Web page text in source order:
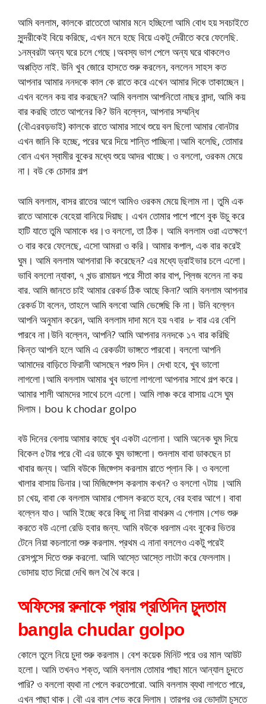
আমি বললাম, কালকে রাতেতো আমার মনে হচ্ছিলো আমি বোধ হয় সবচাইতে
সুন্দরীকেই বিয়ে করিছে, এখন মনে হছে বিয়ে একটু দেরীতে করে ফেলেছি.
১নম্বরটা অন্য ঘরে চলে গেছে।অবস্য ভাগ পেলে অন্য ঘরে থাকলেও
অপ্পত্তি নাই. উনি খুব জোরে হাসতে শুরু করলেন, বললেন সাহস কত
আপনার আমার ননদকে কাল কে রাতে করে এখেন আমার দিকে তাকাচ্ছেন।
এখন বলেন কয় বার করছেন? আমি বললাম আপনিতো নাছর বান্দা, আমি কয়
বার করছি তাতে আপনের কি? উনি বল্লেন, আপনার সম্মন্ধি
(বৌএরবড়ভাই) কালকে রাতে আমার সাথে শুয়ে বল ছিলো আমার বোনটার
এখন জানি কি হচ্ছে, পরের ঘরে দিয়ে শান্তি পাচ্ছিনা।আমি বলেছি, তোমার
বোন এখন স্বামীর বুকের মধ্যে শুয়ে আদর খাচ্ছে। ও বললো, ওরকম মেয়ে
না। বউ কে চোদার গল্প
আমি বললাম, বাসর রাতের আগে আমিও ওরকম মেয়ে ছিলাম না। তুমি এক
রাতে আমাকে বেহেয়া বানিয়ে দিয়াছ। এখন তোমার পাশে পাশে বুক উচু করে
হাটি যাতে তুমি আমাকে ধর।ও বললো, তা ঠিক। আমি বললাম ওরা এতক্ষণে
৩ বার করে ফেলেছে, এসো আমরা ও করি। আমার কপাল, এক বার করেই
ঘুম। আমি বললাম আপনারা কি করেছেন? এর মধ্যে ড্রাইভার চলে এলো।
ভাবি বললো ন্যাকা, ৭ খন্ড রামায়ন পরে সীতা কার বাপ, প্লিজ বলেন না কয়
বার. আমি জানতে চাই আমার রেকর্ড ঠিক আছে কিনা? আমি বললাম আপনার
রেকর্ড টা বলেন, তাহলে আমি বলবো আমি ভেঙ্গেছি কি না। উনি বল্লেন
আপনি অনুমান করেন, আমি বললাম দাদা মনে হয় ৭বার ৮ বার এর বেশি
পারবে না।উনি বল্লেন, আপনি? আমি আপনার ননদকে ১৭ বার করিছি
কিন্ত আপনি হলে আমি এ রেকর্ডটা ভাঙ্গতে পারবো। বললো আপনি
আমাদের বাড়িতে ফিরানী আসছেন পরশু দিন। দেখা হবে, খুব ভালো
লাগলো।আমি বললাম আমার খুব ভালো লাগলো আপনার সাথে গল্প করে।
আমার শালী আমদের সাথে চলে এলো। আমি লাঞ্চ করে বাসায় এসে ঘুম
দিলাম। bou k chodar golpo
বউ দিনের বেলায় আমার কাছে খুব একটা এলোনা। আমি অনেক ঘুম দিয়ে
বিকেল ৫টার পরে বৌ এর ডাকে ঘুম ভাঙ্গলো। শুনলাম বাবা ডাকছেন চা
খাবার জন্য। আমি বউকে জিজ্গেস করলাম রাতে প্লান কি। ও বললো
খালার বাসায় ডিনার।আ মিজিজ্গেস করলাম কখন? ও বললো ৭টায় ।আমি
চা খেয়, বাবা কে বললাম আমার গোসল করতে হবে, বের হবার আগে। বাবা
বল্লেন যাও। আমি ইচ্ছে করে কিছু না নিয়া বাথরুম এ গেলাম।শেভ শুরু
করতে বউ এলো রেডি হবার জন্য. আমি বউকে ধরলাম এবং বুকের ভিতর
টেনে নিয়া কচলানো শুরু করলাম. প্রথম এ নানা বললেও একটু পরেই
রেসপন্সে দিতে শুরু করলো. আমি আস্তে আস্তে লাংটা করে ফেললাম।
ভোদায় হাত দিয়ো দেখি জল থৈ থৈ করে।
অফিসের রুনাকে প্রায় প্রতিদিন চুদতাম
bangla chudar golpo
কোলে তুলে নিয়ে চুদা শুরু করলাম। বেশ কয়েক মিনিট পরে ওর মাল আউট
হলো। আমি তখনও শক্ত, আমি বললাম তোমার পাছা মানে আন্যাল চুদতে
পারি? ও বললো ব্যথা না পেলে করতেপারো. আমি বললাম ব্যথা লাগতে পারে,
এখন পাছা থাক। বৌ এর বাল শেভ করে দিলাম। তারপর ওর ভোদাটা চুসতে